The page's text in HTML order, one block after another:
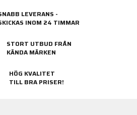
LEVERANS -
INOM 24 TIMMAR
STORT UTBUD FRÅN
KÄNDA MÄRKEN
HÖG KVALITET
TILL BRA PRISER!